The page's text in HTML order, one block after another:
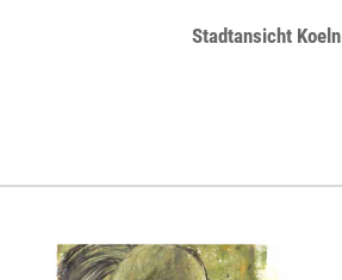
Stadtansicht Koeln